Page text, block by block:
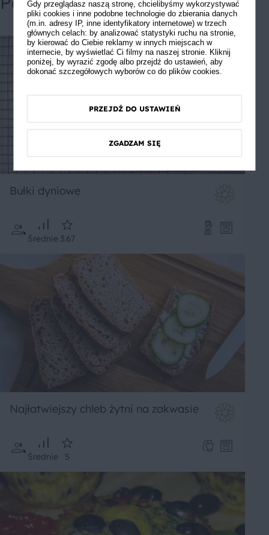
Bułki dyniowe
Średnie 3.67
Najłatwiejszy chleb żytni na zakwasie
Średnie 5
Gdy przeglądasz naszą stronę, chcielibyśmy wykorzystywać
pliki cookies i inne podobne technologie do zbierania danych
(m.in. adresy IP, inne identyfikatory internetowe) w trzech
głównych celach: by analizować statystyki ruchu na stronie,
by kierować do Ciebie reklamy w innych miejscach w
internecie, by wyświetlać Ci filmy na naszej stronie. Kliknij
poniżej, by wyrazić zgodę albo przejdź do ustawień, aby
dokonać szczegółowych wyborów co do plików cookies.
PRZEJDŹ DO USTAWIEŃ
ZGADZAM SIĘ